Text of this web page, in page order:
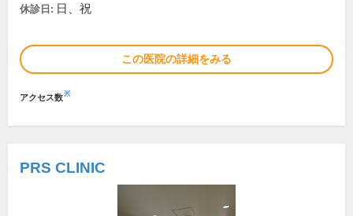
休診日: 日、祝
この医院の詳細をみる
アクセス数※
PRS CLINIC